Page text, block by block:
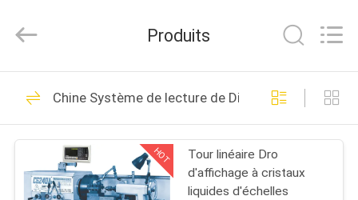
MAISON
PRODUITS
Technology
Reserved.
Encodeur linéaire
d'échelle
29
Produits
Chine Système de lecture de Digital
HOT
Tour linéaire Dro
d'affichage à cristaux
liquides d'échelles